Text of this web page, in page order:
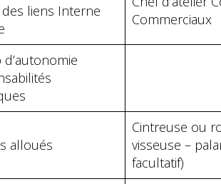
liens Interne
Commerciaux
d’autonomie
alloués
Cintreuse ou
visseuse –
facultatif)